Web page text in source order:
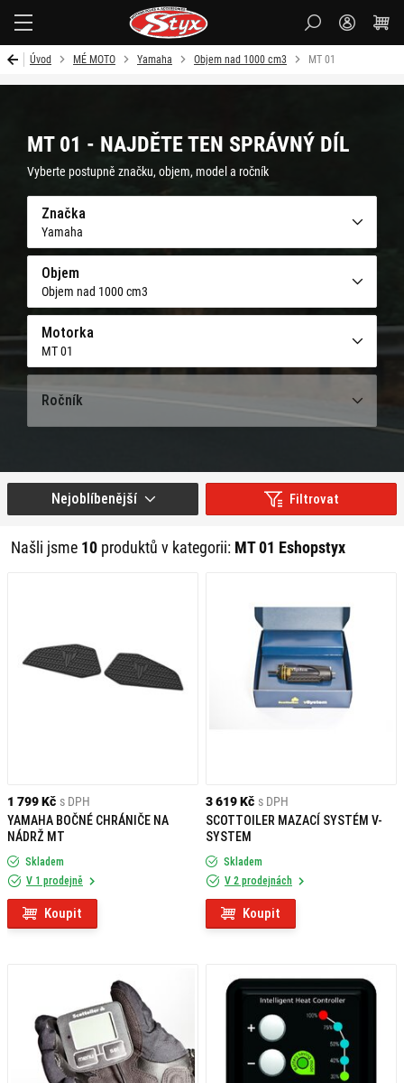
Úvod MÉ MOTO Yamaha Objem nad 1000 cm3 MT 01
MT 01 - NAJDĚTE TEN SPRÁVNÝ DÍL
Vyberte postupně značku, objem, model a ročník
Značka
Yamaha
Objem
Objem nad 1000 cm3
Motorka
MT 01
Ročník
Filtrovat
Našli jsme 10 produktů v kategorii: MT 01 Eshopstyx
Nejoblíbenější
1 799 Kč s DPH
YAMAHA BOČNÉ CHRÁNIČE NA
NÁDRŽ MT
Skladem
V 1 prodejně
Koupit
3 619 Kč s DPH
SCOTTOILER MAZACÍ SYSTÉM V-
SYSTEM
Skladem
V 2 prodejnách
Koupit